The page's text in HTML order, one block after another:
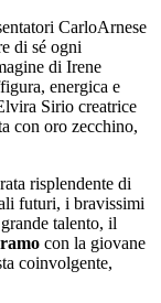
CarloArnese
di sé ogni
di Irene
energica e
Sirio creatrice
con oro zecchino,
risplendente di
futuri, i bravissimi
talento, il
con la giovane
coinvolgente,